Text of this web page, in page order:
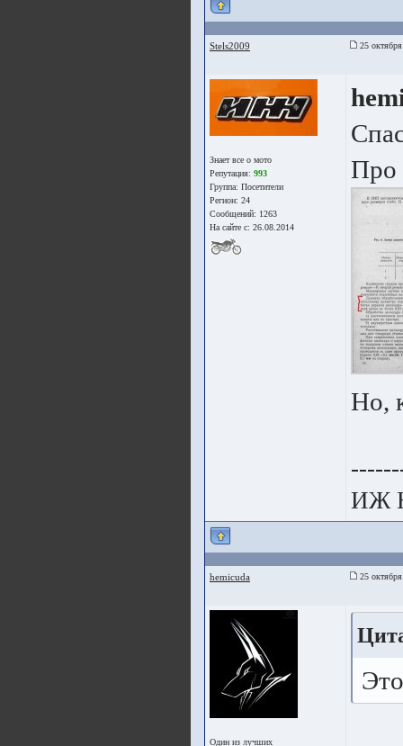
Stels2009 25
Знает все о мото
Репутация: 993
Группа: Посетители
Регион: 24
Сообщений: 1263
На сайте с: 26.08.2014
Про
Но,
ИЖ
hemicuda 25
Один из лучших